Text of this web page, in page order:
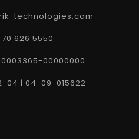
technologies.com
626 5550
00000000
04 | 04-09-015622